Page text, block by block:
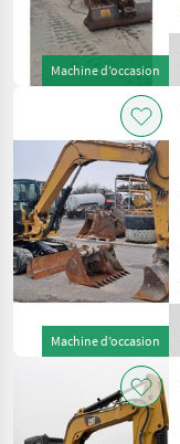
Machine d’occasion
Machine d’occasion